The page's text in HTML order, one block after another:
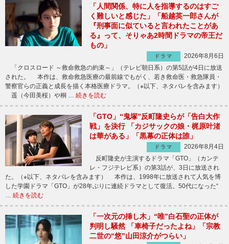
「人間関係、特に人を指導するのはすご
く難しいと感じた」「船越英一郎さんが
『刑事面に似ていると言われたことがあ
る』って、そりゃあ2時間ドラマの帝王だ
もの」
ドラマ
2026年8月6日
「クロスロード ～救命救急の約束～」（テレビ朝日系）の第5話が4日に放送
された。 本作は、救命救急医療の最前線でもがく、若き救命医・救急隊員・
警察官らの正義と成長を描く本格医療ドラマ。（※以下、ネタバレを含みます）
遥（今田美桜）や桐 … 続きを読む
「GTO」“鬼塚”反町隆史らが「告白大作
戦」を決行 「カジサックの娘・梶原叶渚
は華がある」「黒幕の正体は誰」
ドラマ
2026年8月4日
反町隆史が主演するドラマ「GTO」（カンテ
レ・フジテレビ系）の第3話が、3日に放送され
た。（※以下、ネタバレを含みます） 本作は、1998年に放送されて人気を博
した学園ドラマ「GTO」が28年ぶりに連続ドラマとして復活。50代になった“
続きを読む
「一次元の挿し木」“唯”白石聖の正体が
判明し騒然 「車椅子だったよね」「宗教
二世の“悠”山田涼介がつらい」